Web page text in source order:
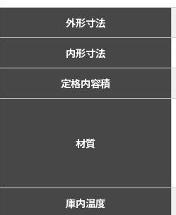
外形寸法
内形寸法
定格内容積
材質
庫内温度